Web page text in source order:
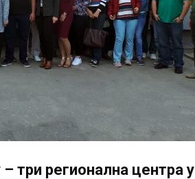
три регионална центра у